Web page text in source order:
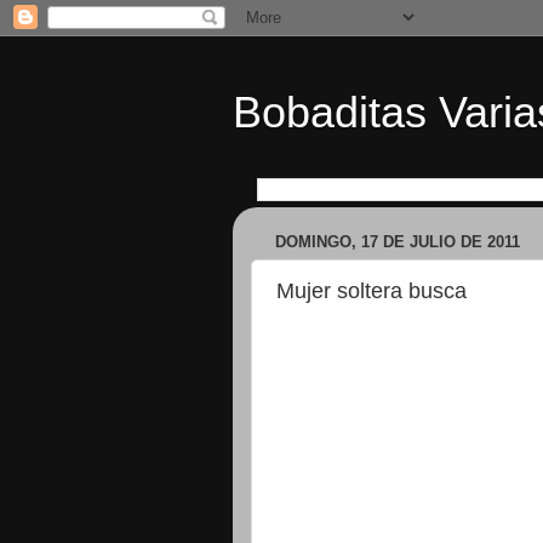
Bobaditas
DOMINGO, 17 DE JULIO DE 2011
Mujer soltera busca